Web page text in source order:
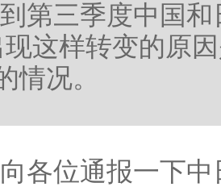
第三季度中国
这样转变的原
情况。
各位通报一下